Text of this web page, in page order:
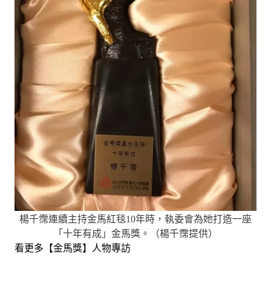
楊千霈連續主持金馬紅毯10年時，執委會為她打造一座
「十年有成」金馬獎。（楊千霈提供）
看更多【金馬獎】人物專訪